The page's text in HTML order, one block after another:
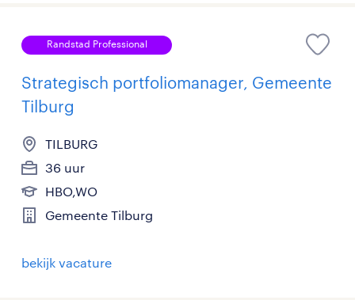
Randstad Professional
Strategisch portfoliomanager, Gemeente
Tilburg
TILBURG
36 uur
HBO,WO
Gemeente Tilburg
bekijk vacature